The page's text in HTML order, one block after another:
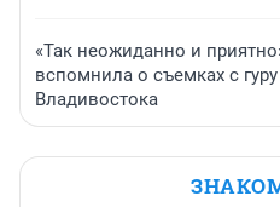
«Так неожиданно и
вспомнила о съемках с
Владивостока